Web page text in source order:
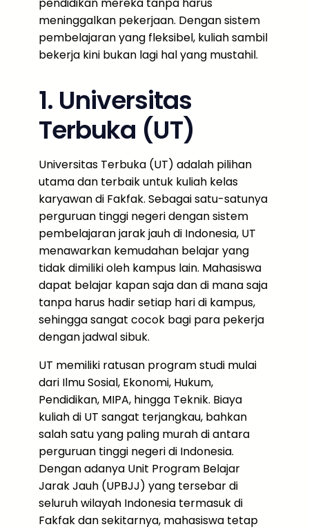
meninggalkan pekerjaan. Dengan sistem
pembelajaran yang fleksibel, kuliah sambil
bekerja kini bukan lagi hal yang mustahil.
1. Universitas
Terbuka (UT)
Universitas Terbuka (UT) adalah pilihan
utama dan terbaik untuk kuliah kelas
karyawan di Fakfak. Sebagai satu-satunya
perguruan tinggi negeri dengan sistem
pembelajaran jarak jauh di Indonesia, UT
menawarkan kemudahan belajar yang
tidak dimiliki oleh kampus lain. Mahasiswa
dapat belajar kapan saja dan di mana saja
tanpa harus hadir setiap hari di kampus,
sehingga sangat cocok bagi para pekerja
dengan jadwal sibuk.
UT memiliki ratusan program studi mulai
dari Ilmu Sosial, Ekonomi, Hukum,
Pendidikan, MIPA, hingga Teknik. Biaya
kuliah di UT sangat terjangkau, bahkan
salah satu yang paling murah di antara
perguruan tinggi negeri di Indonesia.
Dengan adanya Unit Program Belajar
Jarak Jauh (UPBJJ) yang tersebar di
seluruh wilayah Indonesia termasuk di
Fakfak dan sekitarnya, mahasiswa tetap